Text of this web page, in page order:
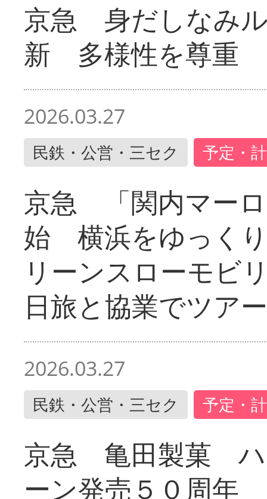
京急 身だしなみ
新 多様性を尊重
2026.03.27
民鉄・公営・三セク 予定・
京急 「関内マー
始 横浜をゆっく
リーンスローモ
日旅と協業でツアー
2026.03.27
民鉄・公営・三セク 予定・
京急 亀田製菓 ハ
ーン発売５０周年